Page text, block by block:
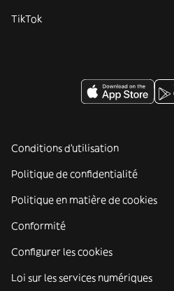
TikTok
Conditions d'utilisation
Politique de confidentialité
Politique en matière de cookies
Conformité
Configurer les cookies
Loi sur les services numériques